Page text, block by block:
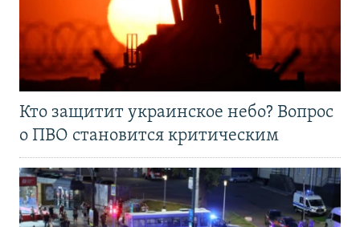
Кто защитит украинское небо? Вопрос
о ПВО становится критическим